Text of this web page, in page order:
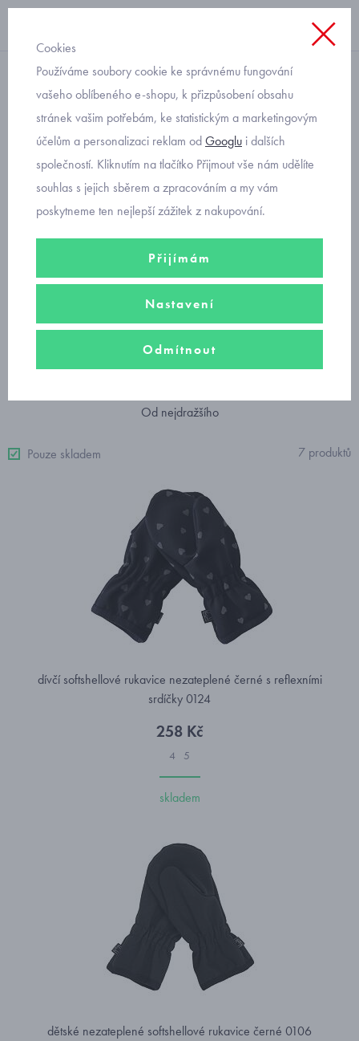
rukavice
rukavice softshellové
nezateplené Fantom
Dívčí softshellové rukavicepro chladné dny podzimu a jara.
Rukavice z materiálu softshell s membránou proti vlhkostinejsou
Seřadit podle
Od nejdražšího
Pouze skladem 7 produktů
dívčí softshellové rukavice nezateplené černé s reflexními
srdíčky 0124
258 Kč
4 5
skladem
dětské nezateplené softshellové rukavice černé 0106
Cookies
Používáme soubory cookie ke správnému fungování
vašeho oblíbeného e-shopu, k přizpůsobení obsahu
stránek vašim potřebám, ke statistickým a marketingovým
účelům a personalizaci reklam odGooglu i dalších
společností. Kliknutím na tlačítko Přijmout vše nám udělíte
souhlas s jejich sběrem a zpracováním a my vám
poskytneme ten nejlepší zážitek z nakupování.
Přijímám
Nastavení
Odmítnout